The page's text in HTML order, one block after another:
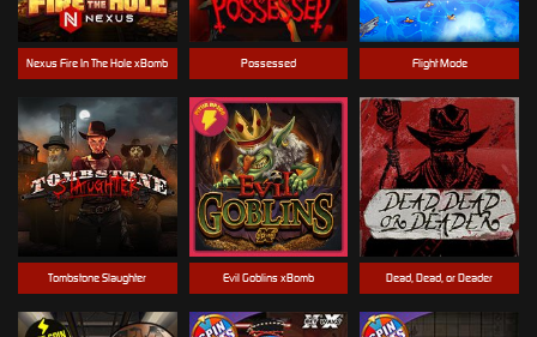
Dead, Dead, or Deader
Nexus Fire In The Hole xBomb
Tombstone Slaughter
Flight Mode
Evil Goblins xBomb
Possessed